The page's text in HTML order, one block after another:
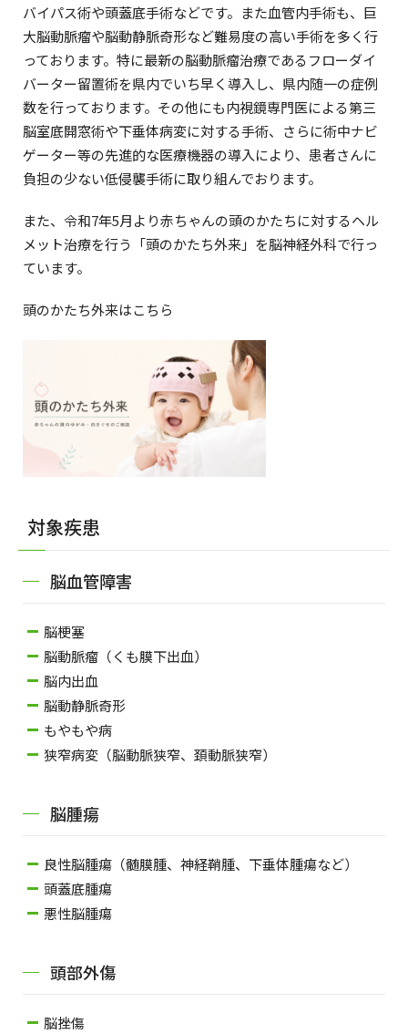
バイパス術や頭蓋底手術などです。また血管内手術も、巨
大脳動脈瘤や脳動静脈奇形など難易度の高い手術を多く行
っております。特に最新の脳動脈瘤治療であるフローダイ
バーター留置術を県内でいち早く導入し、県内随一の症例
数を行っております。その他にも内視鏡専門医による第三
脳室底開窓術や下垂体病変に対する手術、さらに術中ナビ
ゲーター等の先進的な医療機器の導入により、患者さんに
負担の少ない低侵襲手術に取り組んでおります。
また、令和7年5月より赤ちゃんの頭のかたちに対するヘル
メット治療を行う「頭のかたち外来」を脳神経外科で行っ
ています。
頭のかたち外来はこちら
対象疾患
脳血管障害
脳梗塞
脳動脈瘤（くも膜下出血）
脳内出血
脳動静脈奇形
もやもや病
狭窄病変（脳動脈狭窄、頚動脈狭窄）
脳腫瘍
良性脳腫瘍（髄膜腫、神経鞘腫、下垂体腫瘍など）
頭蓋底腫瘍
悪性脳腫瘍
頭部外傷
脳挫傷